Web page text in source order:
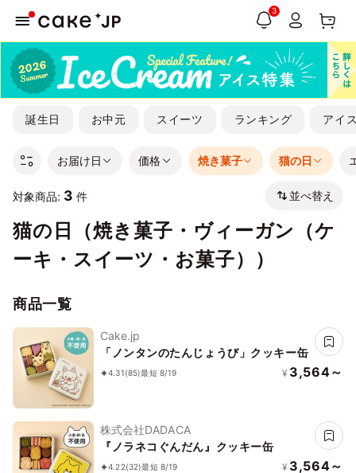
3
誕生日 お中元 スイーツ ランキング アイ
お届け日 価格 焼き菓子 猫の日
対象商品: 3 件 並べ替え
猫の日（焼き菓子・ヴィーガン（ケ
ーキ・スイーツ・お菓子））
商品一覧
Cake.jp
「ノンタンのたんじょうび」クッキー缶
4.31(85)最短 8/19 ¥ 3,564～
株式会社DADACA
『ノラネコぐんだん』クッキー缶
4.22(32)最短 8/19 ¥ 3,564～